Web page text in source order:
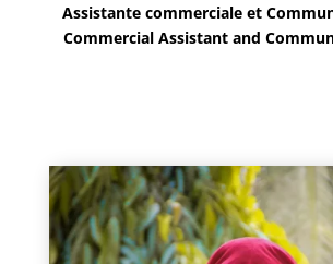
Assistante commerciale et
Commercial Assistant and